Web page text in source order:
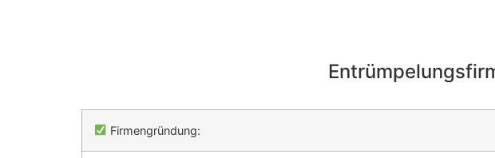
Firmengründung: